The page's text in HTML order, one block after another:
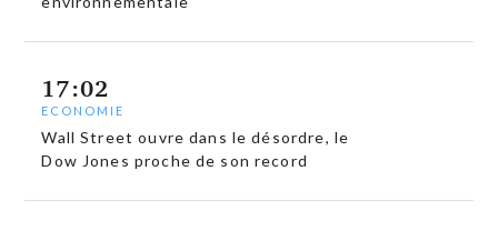
17:02
ECONOMIE
Wall Street ouvre dans le désordre, le
Dow Jones proche de son record